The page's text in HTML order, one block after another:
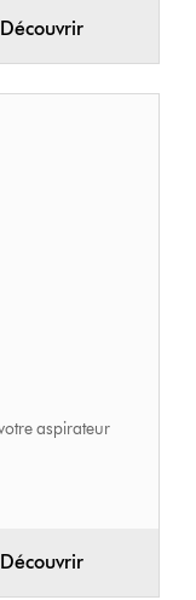
Découvrir
aspirateur
Découvrir